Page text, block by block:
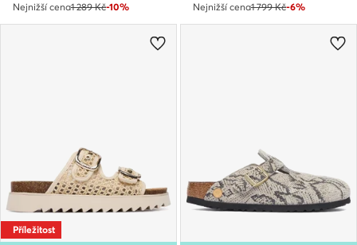
Nejnižší cena1 289 Kč-10%
Nejnižší cena1 799 Kč-6%
Příležitost